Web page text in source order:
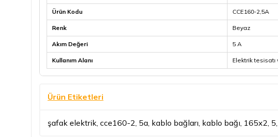
Ürün Kodu CCE160-2,5A
Renk Beyaz
Akım Değeri 5 A
Kullanım Alanı Elektrik
Ürün Etiketleri
şafak elektrik, cce160-2, 5a, kablo bağları, kablo bağı, 165x2, 5,